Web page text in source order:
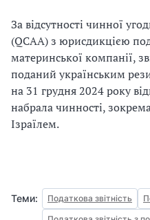
За відсутності чинної
(QCAA) з юрисдикцією
материнської компанії,
поданий українським
на 31 грудня 2024 року
набрала чинності,
Ізраїлем.
Теми: Податкова звітність